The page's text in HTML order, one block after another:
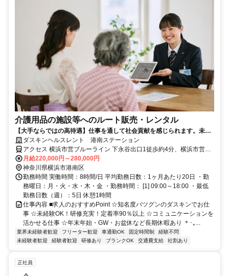
介護用品の施設等へのルート販売・レンタル
【大手ならではの高待遇】仕事を通して社会貢献を感じられます。未経
験歓迎！
ダスキンヘルスレント 港南ステーション
アクセス 横浜市営ブルーライン 下永谷出口1徒歩約4分、横浜市営ブ
ルーライン 舞岡2番口徒歩約16分、横浜市営ブルーライン 上永谷3番
口徒歩約23分 下永谷駅徒歩４分
月給220,000円～280,000円
神奈川県横浜市港南区
勤務時間 実働時間：8時間/日 平均勤務日数：1ヶ月あたり20日 ・勤
務曜日：月・火・水・木・金 ・勤務時間： [1] 09:00～18:00 ・最低
勤務日数（週）：5日 休憩1時間
仕事内容 ■求人のおすすめPoint ☆知名度バツグンのダスキンでお仕
事 ☆未経験OK！研修充実！定着率90％以上 ☆コミュニケーションを
活かせる仕事 ☆年末年始・GW・お盆休など長期休暇あり ＊･｡...
業界未経験者歓迎 フリーター歓迎 車通勤OK 固定時間制
経験不問
未経験者歓迎
経験者歓迎 研修あり ブランクOK 交通費支給 社割あり
正社員